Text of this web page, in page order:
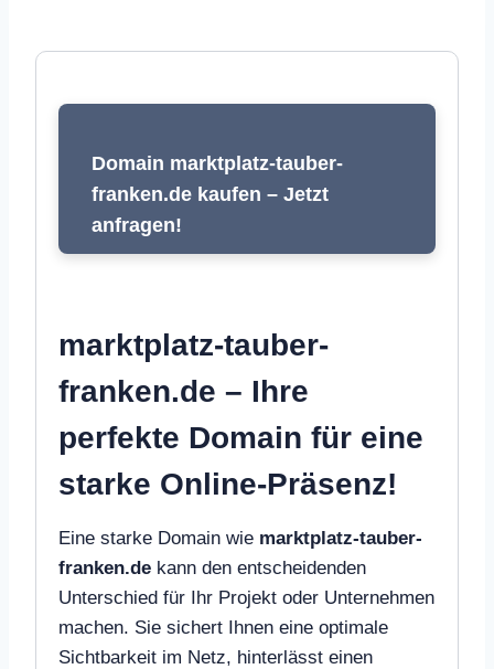
Domain marktplatz-tauber-
franken.de kaufen – Jetzt
anfragen!
marktplatz-tauber-
franken.de – Ihre
perfekte Domain für eine
starke Online-Präsenz!
Eine starke Domain wie marktplatz-tauber-
franken.de kann den entscheidenden
Unterschied für Ihr Projekt oder Unternehmen
machen. Sie sichert Ihnen eine optimale
Sichtbarkeit im Netz, hinterlässt einen